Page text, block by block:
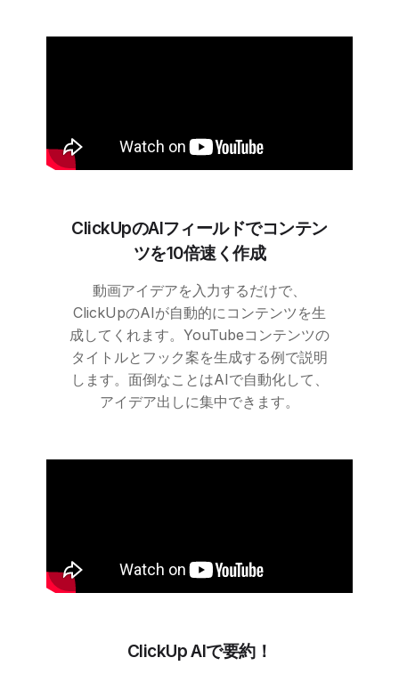
ClickUpのAIフィールドでコンテン
ツを10倍速く作成
動画アイデアを入力するだけで、
ClickUpのAIが自動的にコンテンツを生
成してくれます。YouTubeコンテンツの
タイトルとフック案を生成する例で説明
します。面倒なことはAIで自動化して、
アイデア出しに集中できます。
ClickUpAIで要約！